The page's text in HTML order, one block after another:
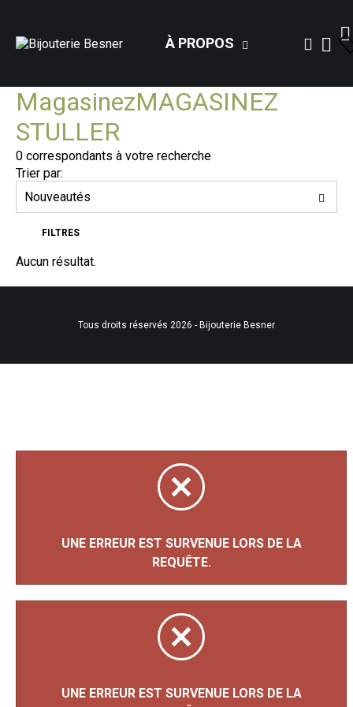
À PROPOS
MagasinezMAGASINEZ
STULLER
0 correspondants à votre recherche
Trier par:
FILTRES
Aucun résultat.
Tous droits réservés 2026 - Bijouterie Besner
UNE ERREUR EST SURVENUE LORS DE LA
REQUÊTE.
UNE ERREUR EST SURVENUE LORS DE LA